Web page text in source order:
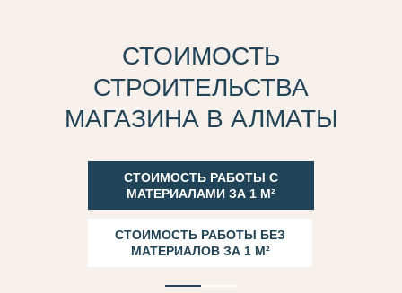
СТОИМОСТЬ
СТРОИТЕЛЬСТВА
МАГАЗИНА В АЛМАТЫ
СТОИМОСТЬ РАБОТЫ С
МАТЕРИАЛАМИ ЗА 1 М²
СТОИМОСТЬ РАБОТЫ БЕЗ
МАТЕРИАЛОВ ЗА 1 М²